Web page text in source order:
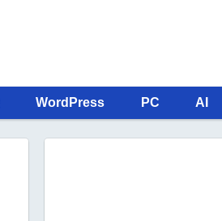
WordPress PC AI